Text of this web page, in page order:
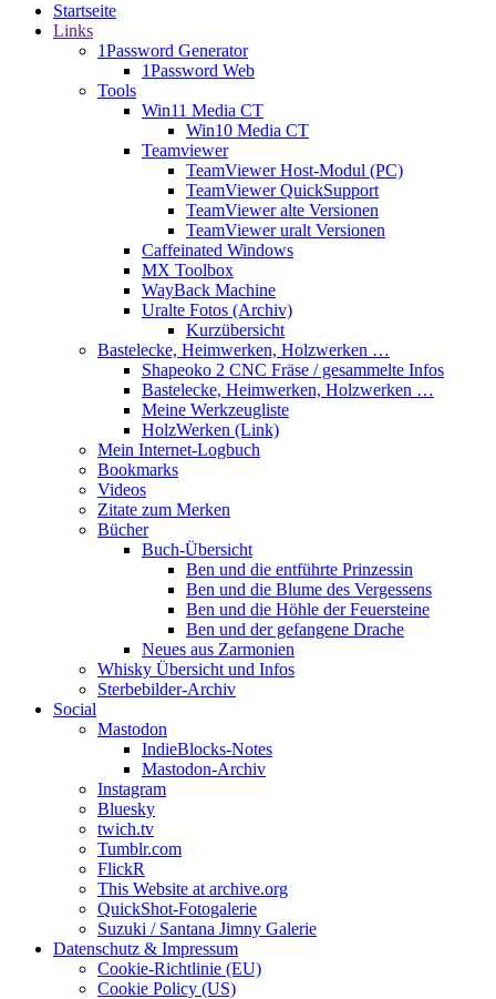
Startseite
Links
1Password Generator
1Password Web
Tools
Win11 Media CT
Win10 Media CT
Teamviewer
TeamViewer Host-Modul (PC)
TeamViewer QuickSupport
TeamViewer alte Versionen
TeamViewer uralt Versionen
Caffeinated Windows
MX Toolbox
WayBack Machine
Uralte Fotos (Archiv)
Kurzübersicht
Bastelecke, Heimwerken, Holzwerken …
Shapeoko 2 CNC Fräse / gesammelte Infos
Bastelecke, Heimwerken, Holzwerken …
Meine Werkzeugliste
HolzWerken (Link)
Mein Internet-Logbuch
Bookmarks
Videos
Zitate zum Merken
Bücher
Buch-Übersicht
Ben und die entführte Prinzessin
Ben und die Blume des Vergessens
Ben und die Höhle der Feuersteine
Ben und der gefangene Drache
Neues aus Zarmonien
Whisky Übersicht und Infos
Sterbebilder-Archiv
Social
Mastodon
IndieBlocks-Notes
Mastodon-Archiv
Instagram
Bluesky
twich.tv
Tumblr.com
FlickR
This Website at archive.org
QuickShot-Fotogalerie
Suzuki / Santana Jimny Galerie
Datenschutz & Impressum
Cookie-Richtlinie (EU)
Cookie Policy (US)